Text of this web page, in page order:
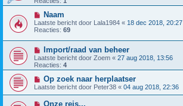
Naam
Laatste bericht door Lala1984 « 18 dec 2018, 20:27
Reacties: 69
Import/raad van beheer
Laatste bericht door Zoem « 27 aug 2018, 13:56
Reacties: 4
Op zoek naar herplaatser
Laatste bericht door Peter38 « 04 aug 2018, 22:36
Onze reis...